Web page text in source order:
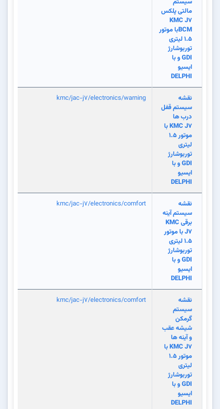
مالتی پلکس
KMC J7
BCMبا موتور
1.5 لیتری
توربوشارژ
GDI و با
ایسیو
DELPHI
نقشه
سیستم قفل
درب ها
KMC J7 با
موتور 1.5
لیتری
توربوشارژ
GDI و با
ایسیو
DELPHI
kmc/jac-j7/electronics/warning
نقشه
سیستم آینه
برقی KMC
J7 با موتور
1.5 لیتری
توربوشارژ
GDI و با
ایسیو
DELPHI
kmc/jac-j7/electronics/comfort
نقشه
سیستم
گرمکن
شیشه عقب
و آینه ها
KMC J7 با
موتور 1.5
لیتری
توربوشارژ
GDI و با
ایسیو
DELPHI
kmc/jac-j7/electronics/comfort